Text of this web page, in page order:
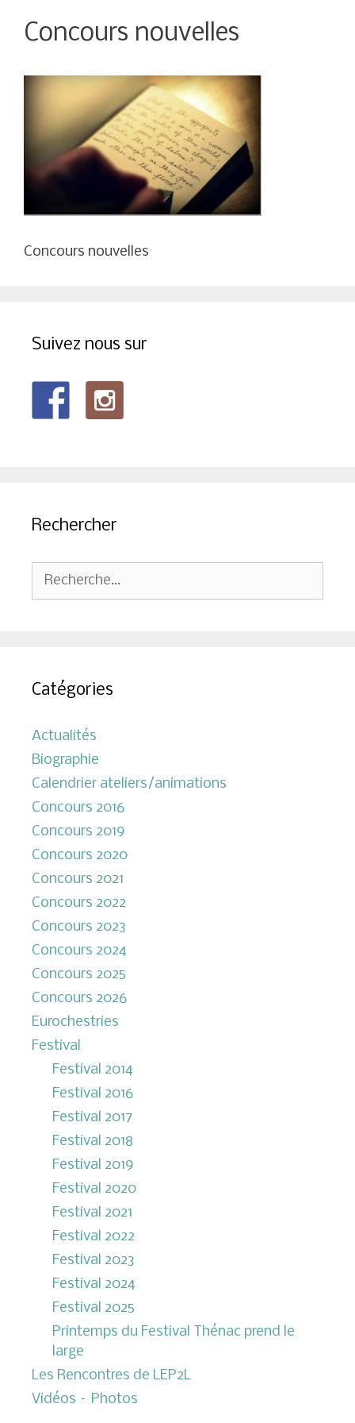
Concours nouvelles
Concours nouvelles
Suivez nous sur
Rechercher
Rechercher :
Catégories
Actualités
Biographie
Calendrier ateliers/animations
Concours 2016
Concours 2019
Concours 2020
Concours 2021
Concours 2022
Concours 2023
Concours 2024
Concours 2025
Concours 2026
Eurochestries
Festival
Festival 2014
Festival 2016
Festival 2017
Festival 2018
Festival 2019
Festival 2020
Festival 2021
Festival 2022
Festival 2023
Festival 2024
Festival 2025
Printemps du Festival Thénac prend le
large
Les Rencontres de LEP2L
Vidéos – Photos